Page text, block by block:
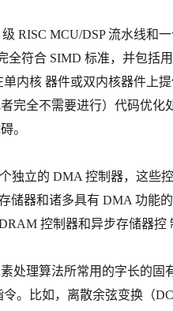
RISC MCU/DSP 流水线和
全符合 SIMD 标准，并包括
内核 器件或双内核器件上
完全不需要进行）代码优
。
独立的 DMA 控制器，这些
储器和诸多具有 DMA 功能
控制器和异步存储器控
处理算法所常用的字长的
。比如，离散余弦变换（